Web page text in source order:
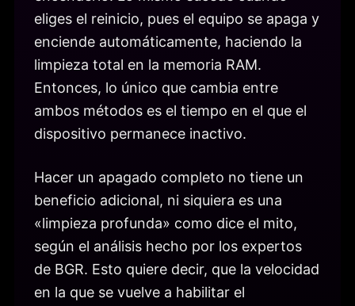
eliges el reinicio, pues el equipo se apaga y
enciende automáticamente, haciendo la
limpieza total en la memoria RAM.
Entonces, lo único que cambia entre
ambos métodos es el tiempo en el que el
dispositivo permanece inactivo.
Hacer un apagado completo no tiene un
beneficio adicional, ni siquiera es una
«limpieza profunda» como dice el mito,
según el análisis hecho por los expertos
de BGR. Esto quiere decir, que la velocidad
en la que se vuelve a habilitar el